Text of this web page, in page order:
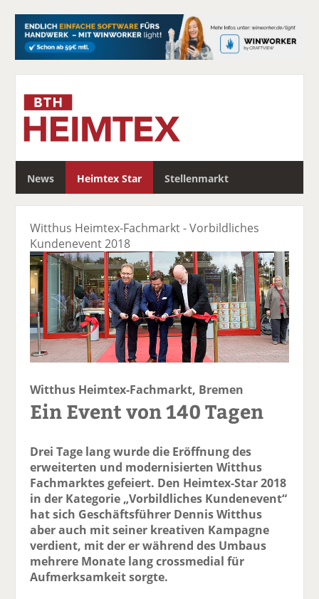
News Heimtex Star Stellenmarkt
c
Witthus Heimtex-Fachmarkt - Vorbildliches
Kundenevent 2018
Witthus Heimtex-Fachmarkt, Bremen
Ein Event von 140 Tagen
Drei Tage lang wurde die Eröffnung des
erweiterten und modernisierten Witthus
Fachmarktes gefeiert. Den Heimtex-Star 2018
in der Kategorie „Vorbildliches Kundenevent“
hat sich Geschäftsführer Dennis Witthus
aber auch mit seiner kreativen Kampagne
verdient, mit der er während des Umbaus
mehrere Monate lang crossmedial für
Aufmerksamkeit sorgte.